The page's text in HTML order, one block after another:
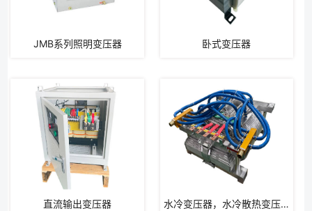
JMB系列照明变压器 卧式变压器
直流输出变压器 水冷变压器，水冷散热变压器